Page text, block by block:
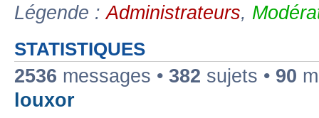
Légende :Administrateurs,
STATISTIQUES
2536 messages • 382 sujets • 90
louxor